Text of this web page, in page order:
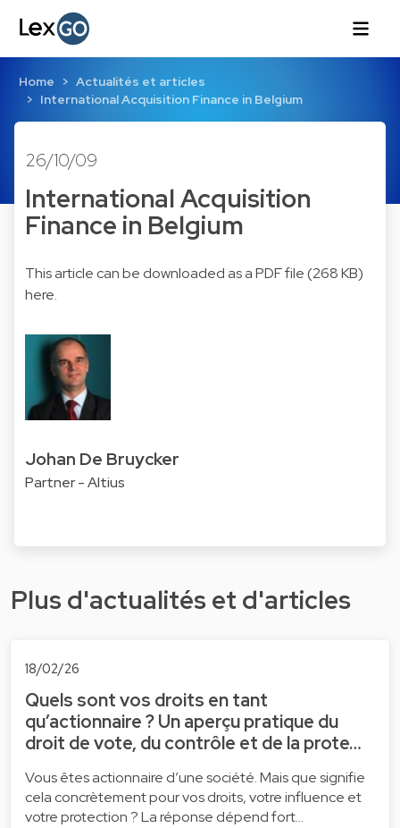
Home
Actualités et articles
International Acquisition Finance in Belgium
26/10/09
International Acquisition
Finance in Belgium
This article can be downloaded as a PDF file (268 KB)
here.
Johan De Bruycker
Partner - Altius
Plus d'actualités et d'articles
18/02/26
Quels sont vos droits en tant
qu’actionnaire ? Un aperçu pratique du
droit de vote, du contrôle et de la prote…
Vous êtes actionnaire d’une société. Mais que signifie
cela concrètement pour vos droits, votre influence et
votre protection ? La réponse dépend fort…